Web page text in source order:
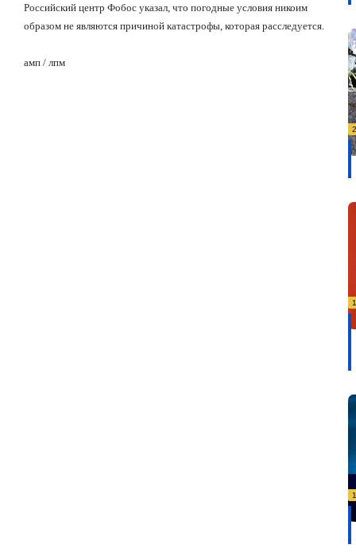
Российский центр Фобос указал, что погодные условия никоим
образом не являются причиной катастрофы, которая расследуется.
амп / лпм